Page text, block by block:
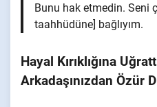
Bunu hak etmedin. Seni
taahhüdüne] bağlıyım.
Hayal Kırıklığına
Arkadaşınızdan Özür